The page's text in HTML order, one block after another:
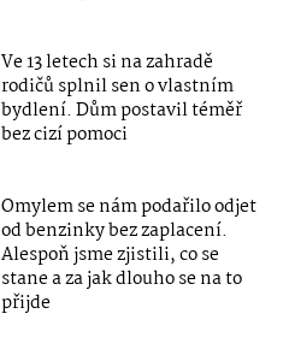
Ve 13 letech si na zahradě
rodičů splnil sen o vlastním
bydlení. Dům postavil téměř
bez cizí pomoci
Omylem se nám podařilo odjet
od benzinky bez zaplacení.
Alespoň jsme zjistili, co se
stane a za jak dlouho se na to
přijde